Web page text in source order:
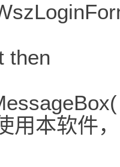
then
用本软件